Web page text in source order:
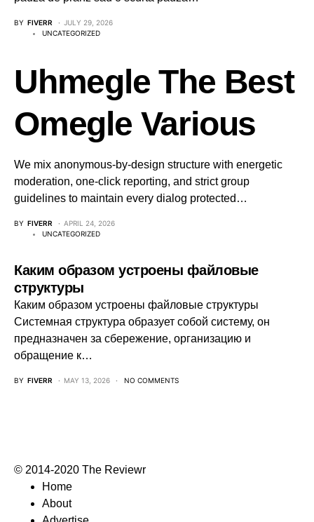
BY FIVERR
JULY 29, 2026
UNCATEGORIZED
Uhmegle The Best
Omegle Various
We mix anonymous-by-design structure with energetic
moderation, one-click reporting, and strict group
guidelines to maintain every dialog protected…
BY FIVERR
APRIL 24, 2026
UNCATEGORIZED
Каким образом устроены файловые
структуры
Каким образом устроены файловые структуры
Системная структура образует собой систему, он
предназначен за сбережение, организацию и
обращение к…
BY FIVERR MAY 13, 2026 NO COMMENTS
© 2014-2020 The Reviewr
Home
About